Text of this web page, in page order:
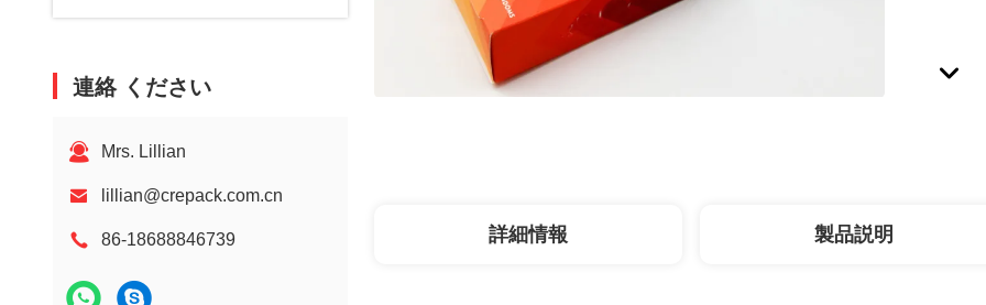
連絡 ください
Mrs. Lillian
lillian@crepack.com.cn
86-18688846739 詳細情報 製品説明